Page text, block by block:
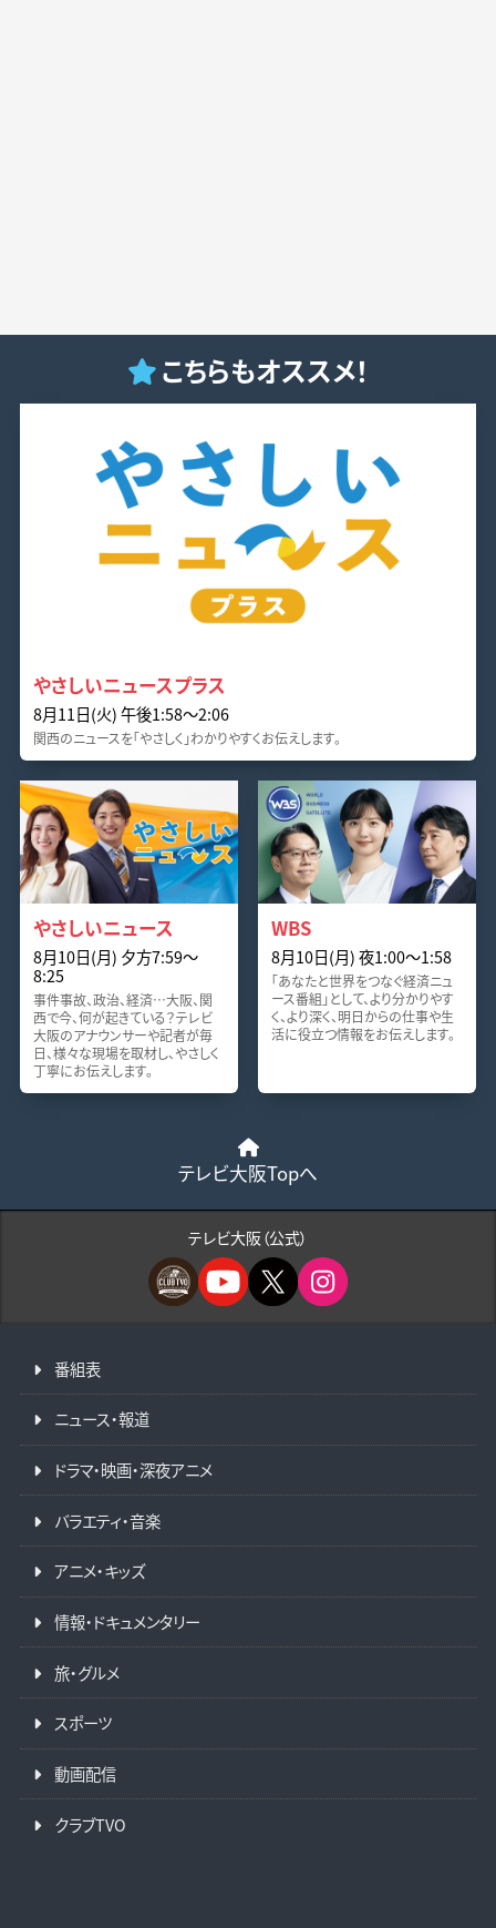
こちらもオススメ！
やさしいニュースプラス
8月11日(火) 午後1:58〜2:06
関西のニュースを「やさしく」わかりやすくお伝えします。
やさしいニュース
8月10日(月) 夕方7:59〜
8:25
事件事故、政治、経済…大阪、関
西で今、何が起きている？テレビ
大阪のアナウンサーや記者が毎
日、様々な現場を取材し、やさしく
丁寧にお伝えします。
WBS
8月10日(月) 夜1:00〜1:58
「あなたと世界をつなぐ経済ニュ
ース番組」として、より分かりやす
く、より深く、明日からの仕事や生
活に役立つ情報をお伝えします。
テレビ大阪Topへ
テレビ大阪（公式）
番組表
ニュース・報道
ドラマ・映画・深夜アニメ
バラエティ・音楽
アニメ・キッズ
情報・ドキュメンタリー
旅・グルメ
スポーツ
動画配信
クラブTVO